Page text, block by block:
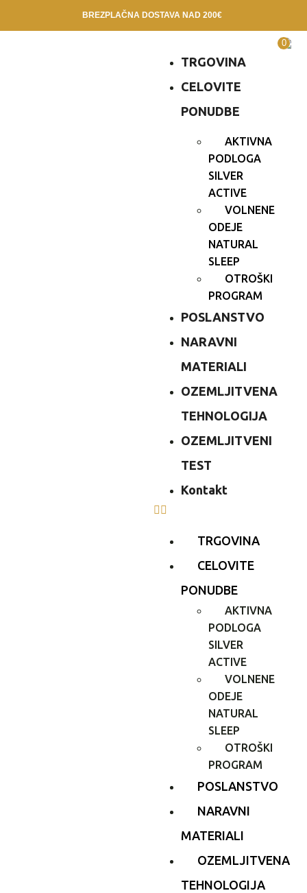
BREZPLAČNA DOSTAVA NAD 200€
0
TRGOVINA
CELOVITE
PONUDBE
AKTIVNA
PODLOGA
SILVER
ACTIVE
VOLNENE
ODEJE
NATURAL
SLEEP
OTROŠKI
PROGRAM
POSLANSTVO
NARAVNI
MATERIALI
OZEMLJITVENA
TEHNOLOGIJA
OZEMLJITVENI
TEST
Kontakt
TRGOVINA
CELOVITE
PONUDBE
AKTIVNA
PODLOGA
SILVER
ACTIVE
VOLNENE
ODEJE
NATURAL
SLEEP
OTROŠKI
PROGRAM
POSLANSTVO
NARAVNI
MATERIALI
OZEMLJITVENA
TEHNOLOGIJA